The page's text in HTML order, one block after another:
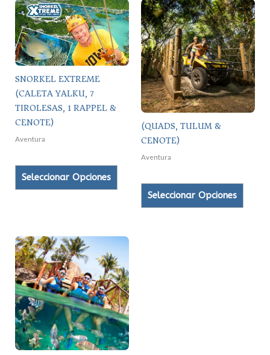
SNORKEL EXTREME
(CALETA YALKU, 7
TIROLESAS, 1 RAPPEL &
CENOTE)
Aventura
Seleccionar Opciones
Este
producto
tiene
múltiples
variantes.
opciones
pueden
página
(QUADS, TULUM &
CENOTE)
Aventura
Seleccionar Opciones
Este
tiene
Las
se
página
Este
producto
tiene
múltiples
variantes.
Las
opciones
se